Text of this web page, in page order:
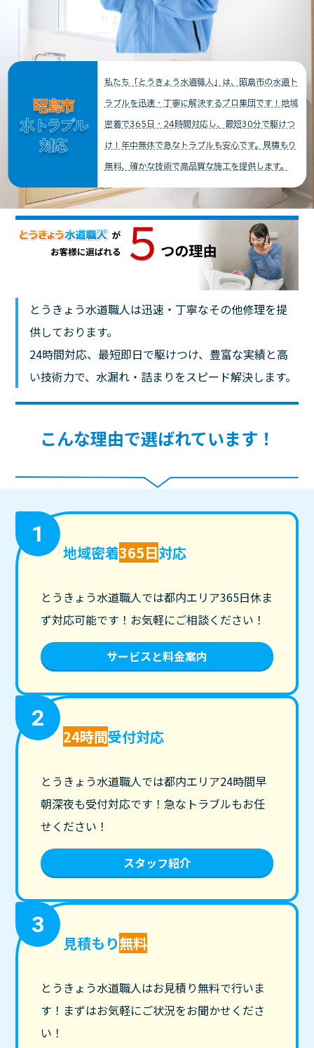
昭島市
水トラブル
対応
私たち「とうきょう水道職人」は、昭島市の水道ト
ラブルを迅速・丁寧に解決するプロ集団です！地域
密着で365日・24時間対応し、最短30分で駆けつ
け！年中無休で急なトラブルも安心です。見積もり
無料、確かな技術で高品質な施工を提供します。
とうきょう水道職人は迅速・丁寧なその他修理を提
供しております。
24時間対応、最短即日で駆けつけ、豊富な実績と高
い技術力で、水漏れ・詰まりをスピード解決します。
こんな理由で選ばれています！
1
地域密着365日対応
とうきょう水道職人では都内エリア365日休ま
ず対応可能です！お気軽にご相談ください！
サービスと料金案内
2
24時間受付対応
とうきょう水道職人では都内エリア24時間早
朝深夜も受付対応です！急なトラブルもお任
せください！
スタッフ紹介
3
見積もり無料
とうきょう水道職人はお見積り無料で行いま
す！まずはお気軽にご状況をお聞かせくださ
い！